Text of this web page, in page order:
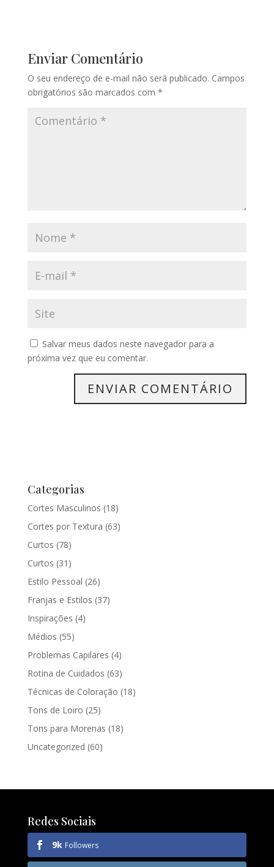
Enviar Comentário
O seu endereço de e-mail não será publicado. Campos
obrigatórios são marcados com *
Salvar meus dados neste navegador para a
próxima vez que eu comentar.
Categorias
Cortes Masculinos (18)
Cortes por Textura (63)
Curtos (78)
Curtos (31)
Estilo Pessoal (26)
Franjas e Estilos (37)
Inspirações (4)
Médios (55)
Problemas Capilares (4)
Rotina de Cuidados (63)
Técnicas de Coloração (18)
Tons de Loiro (25)
Tons para Morenas (18)
Uncategorized (60)
Redes Sociais
9k Followers